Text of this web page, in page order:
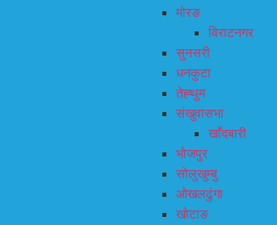
मोरङ
विराटनगर
सुनसरी
धनकुटा
तेह्थुम
संखुवासभा
खाँदबारी
भोजपुर
सोलुखुम्बु
ओखलढुंगा
खोटाङ